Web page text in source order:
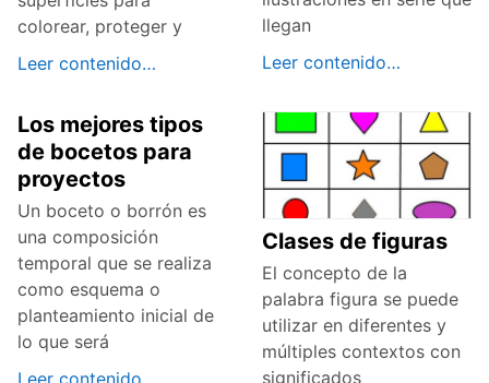
colorear, proteger y
Leer contenido…
llegan
Leer contenido…
Los mejores tipos
de bocetos para
proyectos
Un boceto o borrón es
una composición
temporal que se realiza
como esquema o
planteamiento inicial de
lo que será
Leer contenido…
Clases de figuras
El concepto de la
palabra figura se puede
utilizar en diferentes y
múltiples contextos con
significados